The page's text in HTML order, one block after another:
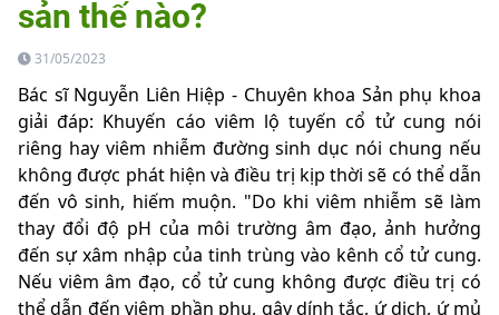
sản thế nào?
31/05/2023
Bác sĩ Nguyễn Liên Hiệp - Chuyên khoa Sản phụ khoa
giải đáp: Khuyến cáo viêm lộ tuyến cổ tử cung nói
riêng hay viêm nhiễm đường sinh dục nói chung nếu
không được phát hiện và điều trị kịp thời sẽ có thể dẫn
đến vô sinh, hiếm muộn. "Do khi viêm nhiễm sẽ làm
thay đổi độ pH của môi trường âm đạo, ảnh hưởng
đến sự xâm nhập của tinh trùng vào kênh cổ tử cung.
Nếu viêm âm đạo, cổ tử cung không được điều trị có
thể dẫn đến viêm phần phụ, gây dính tắc, ứ dịch, ứ mủ